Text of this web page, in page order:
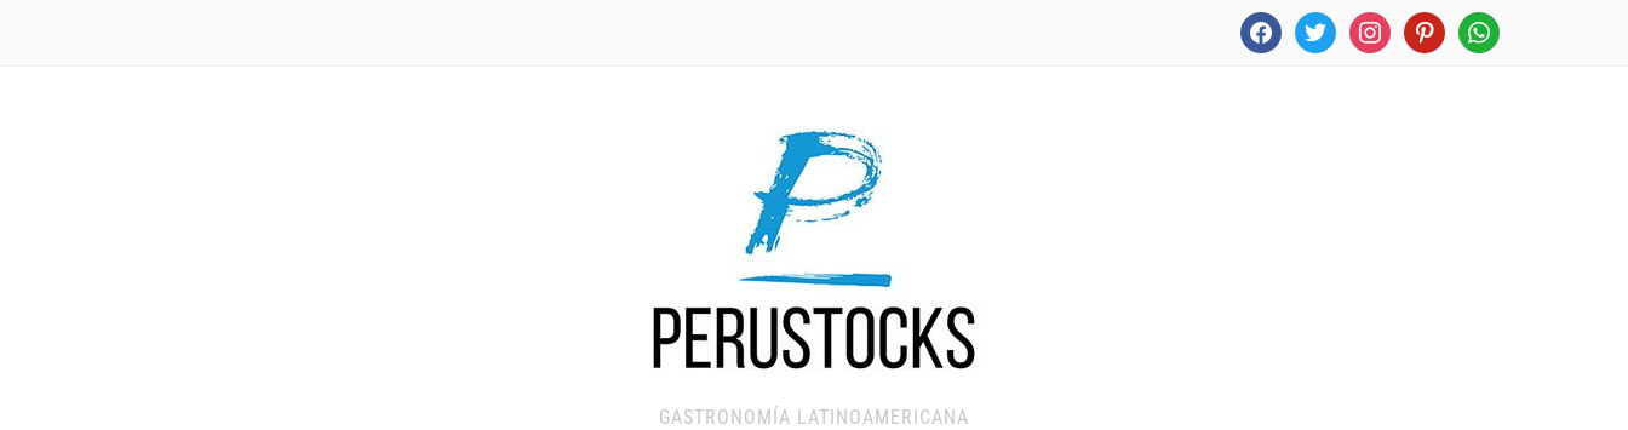
facebooktwitter instagrampinterestwhatsapp
GASTRONOMÍA LATINOAMERICANA